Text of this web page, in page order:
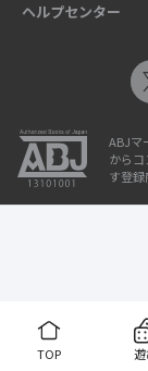
TOP
ヘルプセンター
ABJマ
から
す登録